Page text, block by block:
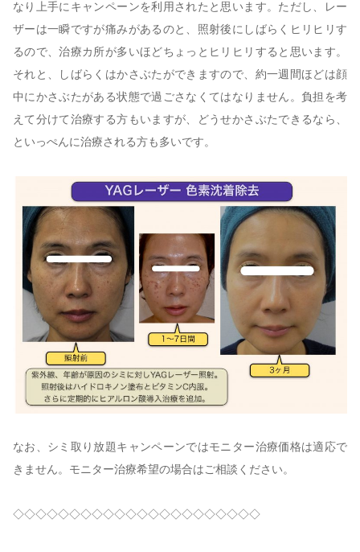
なり上手にキャンペーンを利用されたと思います。ただし、レー
ザーは一瞬ですが痛みがあるのと、照射後にしばらくヒリヒリす
るので、治療カ所が多いほどちょっとヒリヒリすると思います。
それと、しばらくはかさぶたができますので、約一週間ほどは顔
中にかさぶたがある状態で過ごさなくてはなりません。負担を考
えて分けて治療する方もいますが、どうせかさぶたできるなら、
といっぺんに治療される方も多いです。
なお、シミ取り放題キャンペーンではモニター治療価格は適応で
きません。モニター治療希望の場合はご相談ください。
◇◇◇◇◇◇◇◇◇◇◇◇◇◇◇◇◇◇◇◇◇◇